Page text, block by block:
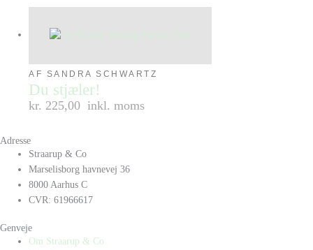
AF SANDRA SCHWARTZ
Du stjæler!
kr. 225,00 inkl. moms
Adresse
Straarup & Co
Marselisborg havnevej 36
8000 Aarhus C
CVR: 61966617
Genveje
Om Straarup & Co